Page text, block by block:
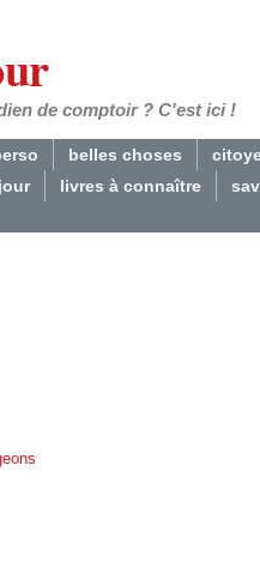
de comptoir ? C'est ici !
belles choses
livres à connaître